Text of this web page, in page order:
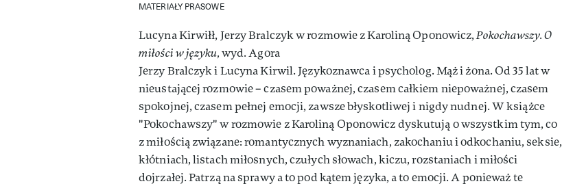
MATERIAŁY PRASOWE
Lucyna Kirwiłł, Jerzy Bralczyk w rozmowie z Karoliną Oponowicz,Pokochawszy. O
miłości w języku,wyd. Agora
Jerzy Bralczyk i Lucyna Kirwil. Językoznawca i psycholog. Mąż i żona. Od 35 lat w
nieustającej rozmowie – czasem poważnej, czasem całkiem niepoważnej, czasem
spokojnej, czasem pełnej emocji, zawsze błyskotliwej i nigdy nudnej. W książce
"Pokochawszy" w rozmowie z Karoliną Oponowicz dyskutują o wszystkim tym, co
z miłością związane: romantycznych wyznaniach, zakochaniu i odkochaniu, seksie,
kłótniach, listach miłosnych, czułych słowach, kiczu, rozstaniach i miłości
dojrzałej. Patrzą na sprawy a to pod kątem języka, a to emocji. A ponieważ te